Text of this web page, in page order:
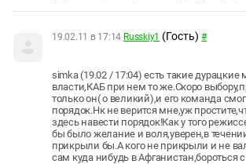
19.02.11 в 17:14 Russkiy1 (Гость) #
simka (19.02 / 17:04) есть такие
власти,КАБ при нем то же.Скоро
только он( о великий),и его команда
порядок.Нк не верится мне,уж
здесь навести порядок!Как у того
бы было желание и воля,уверен,в
прикрыли бы.А кого не прикрыли и не
сам куда нибудь в Афганистан,бороться